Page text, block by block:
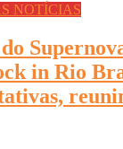
NOTÍCIAS
in Rio